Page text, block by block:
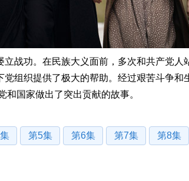
战功。在民族大义面前，多次和共产党人
党组织提供了极大的帮助。经过艰苦斗争
和国家做出了突出贡献的故事。
第5集 第6集 第7集 第8集